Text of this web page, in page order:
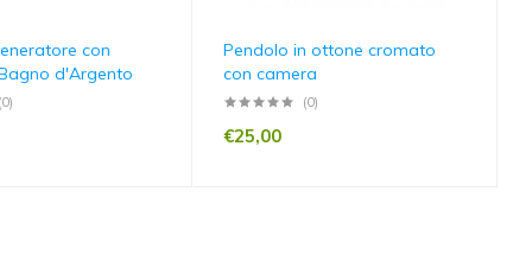
con
d'Argento
(0)
Pendolo in ottone cromato
con camera
(0)
€25,00